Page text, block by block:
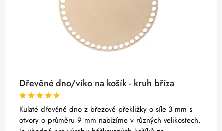
Dřevěné dno/víko na košík - kruh bříza
Kulaté dřevěné dno z březové překližky o síle 3 mm s
otvory o průměru 9 mm nabízíme v různých velikostech.